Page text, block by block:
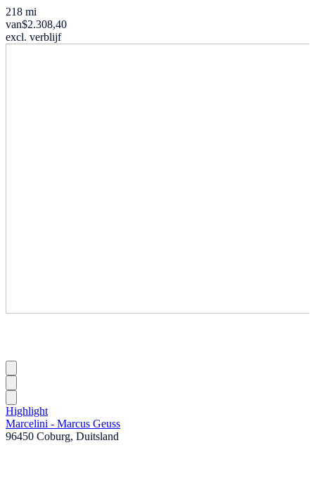
218 mi
van$2.308,40
excl. verblijf
Highlight
Marcelini - Marcus Geuss
96450 Coburg, Duitsland